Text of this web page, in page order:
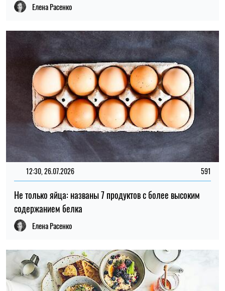
Елена Расенко
12:30, 26.07.2026 591
Не только яйца: названы 7 продуктов с более высоким
содержанием белка
Елена Расенко